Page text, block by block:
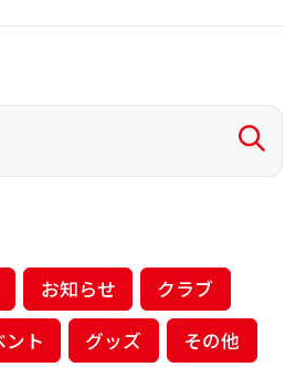
お知らせ
クラブ
ント グッズ その他